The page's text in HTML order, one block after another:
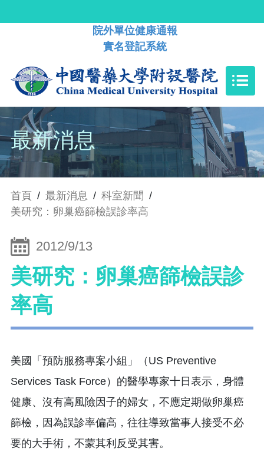
院外單位健康通報
實名登記系統
最新消息
首頁 / 最新消息 / 科室新聞 /
美研究：卵巢癌篩檢誤診率高
2012/9/13
美研究：卵巢癌篩檢誤診
率高
美國「預防服務專案小組」（US Preventive
Services Task Force）的醫學專家十日表示，身體
健康、沒有高風險因子的婦女，不應定期做卵巢癌
篩檢，因為誤診率偏高，往往導致當事人接受不必
要的大手術，不蒙其利反受其害。